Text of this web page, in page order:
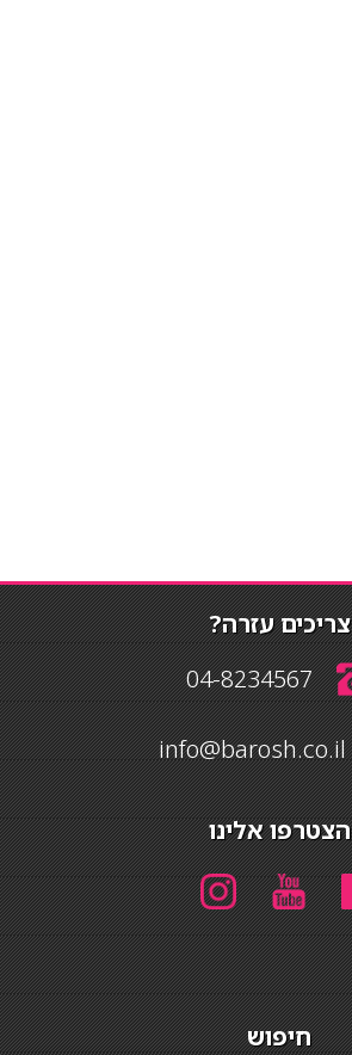
צריכים עזרה?
04-8234567
info@barosh.co.il
הצטרפו אלינו
חיפוש